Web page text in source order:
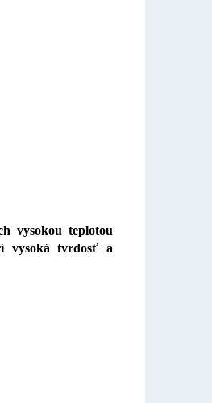
vysokou teplotou
vysoká tvrdosť a